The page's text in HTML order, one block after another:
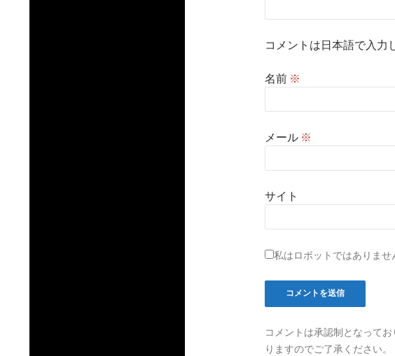
コメントは日本語で入力
名前 ※
メール ※
サイト
私はロボットではありませ
コメントは承認制となって
りますのでご了承ください。